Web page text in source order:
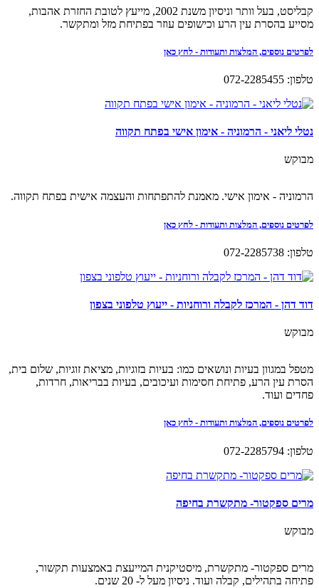
קבליסט, בעל וותר וניסיון משנת 2002, מייעץ לטובת החזרת אהבות,
מסייע בהסרת עין הרע וכישופים עוזר בפתיחת מזל ומתקשר.
לפרטים נוספים, המלצות ותעודות - לחץ כאן
טלפון: 072-2285455
נטלי ליאני - הרמוניה - אימון אישי בפתח תקווה
מבוקש
הרמוניה - אימון אישי. מאמנת להתפתחות והעצמה אישית בפתח תקווה.
לפרטים נוספים, המלצות ותעודות - לחץ כאן
טלפון: 072-2285738
דוד דהן - המרכז לקבלה ורוחניות - ייעוץ טלפוני בצפון
מבוקש
מטפל במגוון בעיות ונושאים כמו: בעיות בזוגיות, מציאת זוגיות, שלום בית,
הסרת עין הרע, פתיחת חסימות ועיכובים, בעיות בבריאות, חרדות,
פחדים ועוד.
לפרטים נוספים, המלצות ותעודות - לחץ כאן
טלפון: 072-2285794
מרים ספקטור- מתקשרת בחיפה
מבוקש
מרים ספקטור- מתקשרת, מיסטיקנית המייעצת באמצעות תקשור,
פתיחה בתהילים, קבלה ועוד. ניסיון מעל ל- 20 שנים.